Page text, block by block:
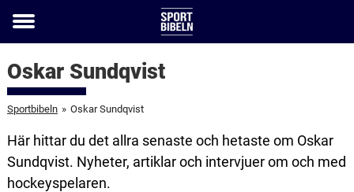
Toggle
Oskar Sundqvist
Sportbibeln » Oskar Sundqvist
Här hittar du det allra senaste och hetaste om Oskar
Sundqvist. Nyheter, artiklar och intervjuer om och med
hockeyspelaren.